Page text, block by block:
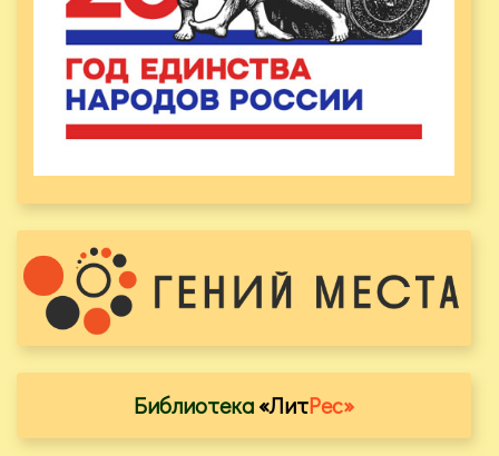
Библиотека«ЛитРес»